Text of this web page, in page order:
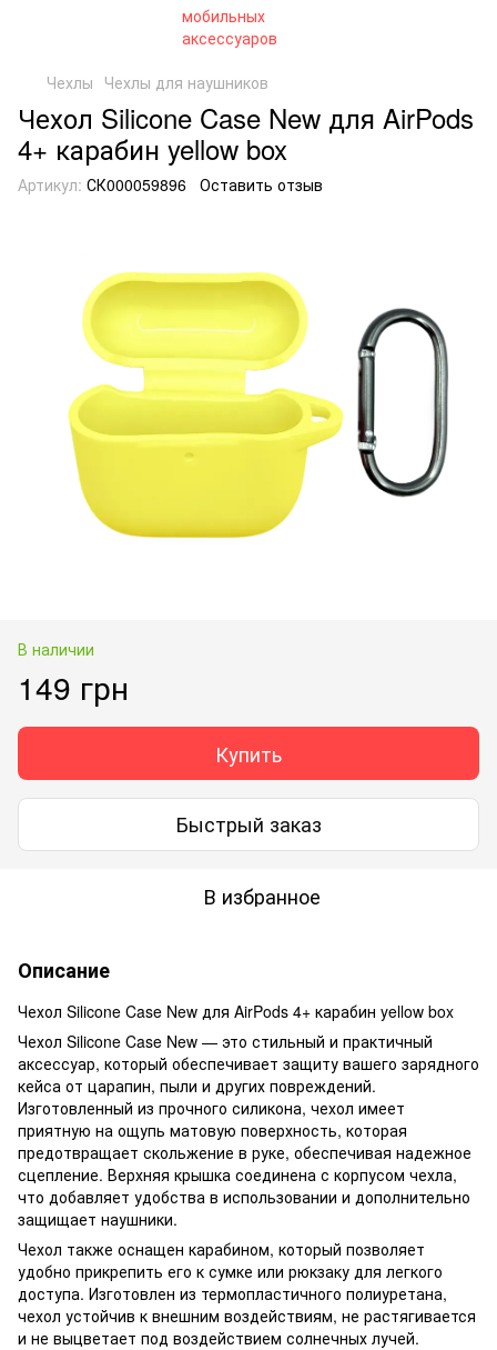
Чехлы Чехлы для наушников
Чехол Silicone Case New для AirPods
4+ карабин yellow box
Артикул: СК000059896 Оставить отзыв
В наличии
149 грн
Купить
Быстрый заказ
В избранное
Описание
Чехол Silicone Case New для AirPods 4+ карабин yellow box
Чехол Silicone Case New — это стильный и практичный
аксессуар, который обеспечивает защиту вашего зарядного
кейса от царапин, пыли и других повреждений.
Изготовленный из прочного силикона, чехол имеет
приятную на ощупь матовую поверхность, которая
предотвращает скольжение в руке, обеспечивая надежное
сцепление. Верхняя крышка соединена с корпусом чехла,
что добавляет удобства в использовании и дополнительно
защищает наушники.
Чехол также оснащен карабином, который позволяет
удобно прикрепить его к сумке или рюкзаку для легкого
доступа. Изготовлен из термопластичного полиуретана,
чехол устойчив к внешним воздействиям, не растягивается
и не выцветает под воздействием солнечных лучей.